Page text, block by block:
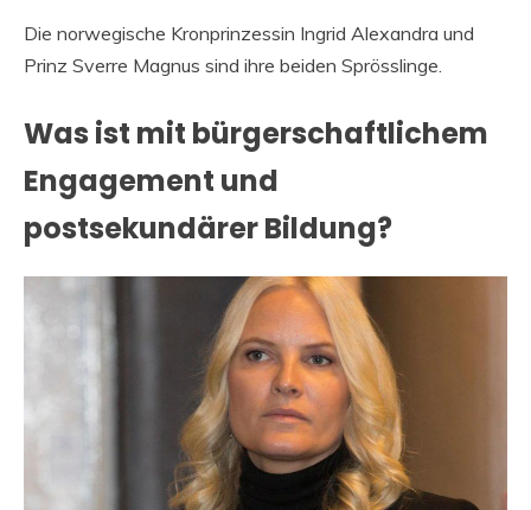
Die norwegische Kronprinzessin Ingrid Alexandra und
Prinz Sverre Magnus sind ihre beiden Sprösslinge.
Was ist mit bürgerschaftlichem
Engagement und
postsekundärer Bildung?